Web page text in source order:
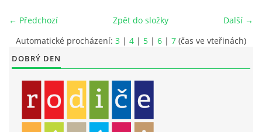
PŘIJÍMACÍ TALENTOVÉ ZKOUŠKY
ÚŘEDNÍ DESKA
PARTNEŘI ZUŠ STAŇKOV
← Předchozí Další →
Zpět do složky
Automatické procházení: 3 | 4 | 5 | 6 | 7 (čas ve vteřinách)
DOBRÝ DEN